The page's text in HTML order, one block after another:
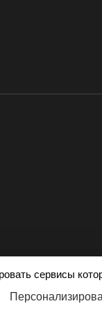
сервисы